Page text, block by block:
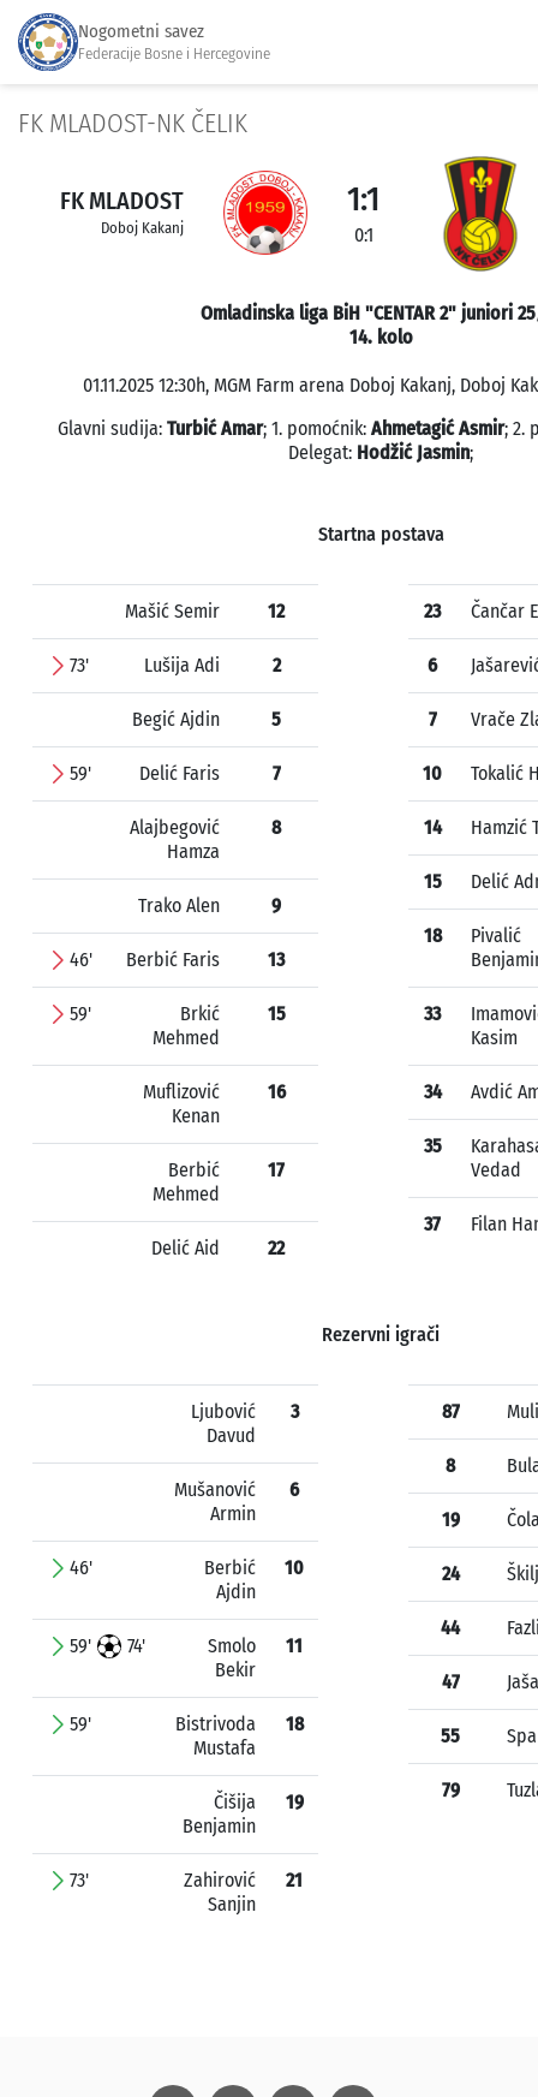
Nogometni savez
Federacije Bosne i Hercegovine
FK MLADOST-NK ČELIK
FK MLADOST
Doboj Kakanj
1:1
0:1
Omladinska liga BiH "CENTAR 2" juniori
14. kolo
01.11.2025 12:30h, MGM Farm arena Doboj Kakanj, Doboj
Glavni sudija: Turbić Amar; 1. pomoćnik: Ahmetagić Asmir; 2.
Delegat: Hodžić Jasmin;
Startna postava
Mašić Semir 12
73' Lušija Adi 2
Begić Ajdin 5
59' Delić Faris 7
Alajbegović
Hamza
8
Trako Alen 9
46' Berbić Faris 13
59'
Brkić
Mehmed
15
Muflizović
Kenan
16
Berbić
Mehmed
17
Delić Aid 22
23 Čančar
6
7 Vrače
10 Tokalić
14 Hamzić
15 Delić
18
Pivalić
33
Kasim
34 Avdić
35
Vedad
37 Filan
Rezervni igrači
Ljubović
Davud
3
Mušanović
Armin
6
46'
Berbić
Ajdin
10
59' 74'
Smolo
Bekir
11
59'
Bistrivoda
Mustafa
18
Čišija
Benjamin
19
73'
Zahirović
Sanjin
21
87
8
19
24
44
47
55
79